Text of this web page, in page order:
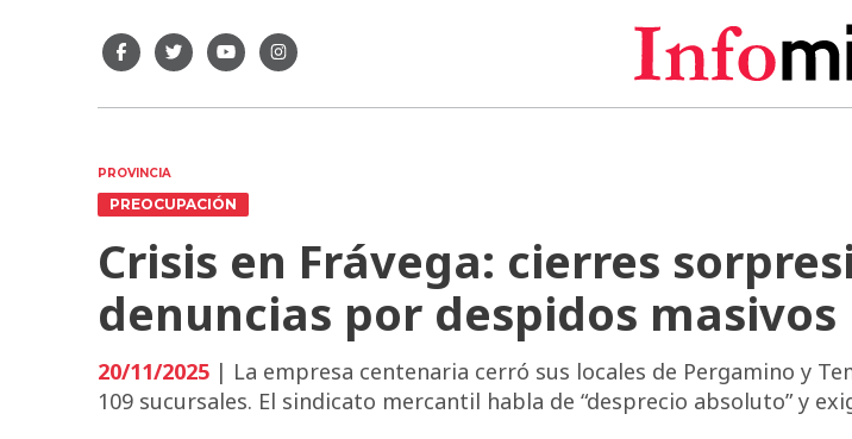
PROVINCIA
PREOCUPACIÓN
Crisis en Frávega: cierres
denuncias por despidos masivos
20/11/2025 | La empresa centenaria cerró sus locales de Pergamino y
109 sucursales. El sindicato mercantil habla de “desprecio absoluto” y